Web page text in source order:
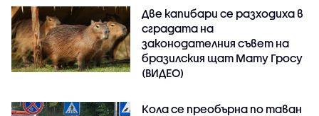
Две капибари се разходиха в
сградата на
законодателния съвет на
бразилския щат Мату Гросу
(ВИДЕО)
Кола се преобърна по таван